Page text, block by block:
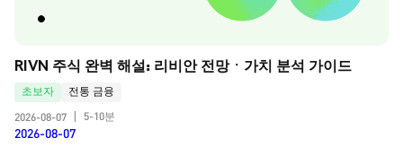
RIVN 주식 완벽 해설: 리비안 전망ㆍ가치 분석 가이드
초보자
전통 금융
2026-08-07
5-10분
2026-08-07